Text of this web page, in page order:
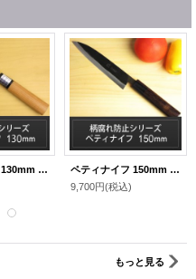
ペティナイフ 130mm 青紙 柄腐れ防止シリーズ/切れ味抜群 包丁【無料研ぎ直し券付き】
ペティナイフ 150mm 青紙 柄腐れ防止シリーズ/切れ味抜群 包丁【無料研ぎ直し券付き】
9,700円(税込)
もっと見る